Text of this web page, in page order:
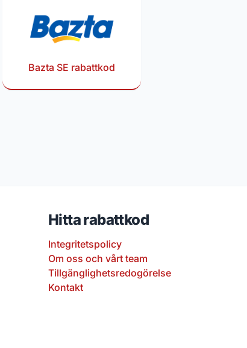
Bazta SE rabattkod
Hitta rabattkod
Integritetspolicy
Om oss och vårt team
Tillgänglighetsredogörelse
Kontakt